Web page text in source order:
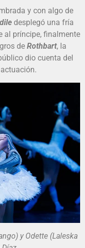
y con algo de
desplegó una fría
al príncipe, finalmente
de Rothbart, la
dio cuenta del
(Laleska